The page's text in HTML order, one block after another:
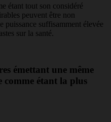
étant tout son considéré
peuvent être non
puissance suffisamment élevée
sur la santé.
émettant une même
comme étant la plus